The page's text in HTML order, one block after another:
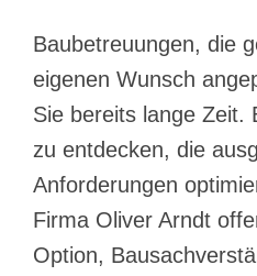
Baubetreuungen, die
eigenen Wunsch
Sie bereits lange Zeit.
zu entdecken, die
Anforderungen
Firma Oliver Arndt
Option,